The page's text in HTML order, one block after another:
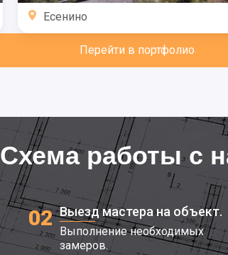
Есенино
Перейти в портфолио
Схема работы с
02 Выезд мастера на объект.
Выполнение необходимых
замеров.